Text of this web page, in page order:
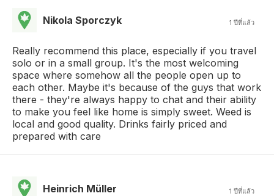
Nikola Sporczyk 1 ปีที่แล้ว
Really recommend this place, especially if you travel
solo or in a small group. It's the most welcoming
space where somehow all the people open up to
each other. Maybe it's because of the guys that work
there - they're always happy to chat and their ability
to make you feel like home is simply sweet. Weed is
local and good quality. Drinks fairly priced and
prepared with care
Heinrich Müller 1 ปีที่แล้ว